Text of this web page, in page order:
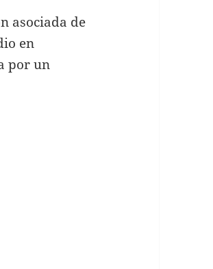
asociada de
en
por un